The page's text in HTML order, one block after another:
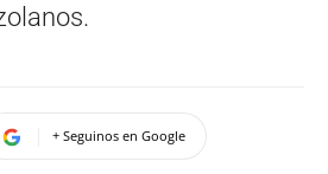
+ Seguinos en Google